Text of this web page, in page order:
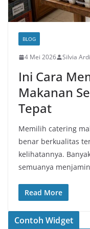
BLOG
4 Mei 2026 Silvia
Ini Cara
Makanan
Tepat
Memilih catering
benar berkualitas
kelihatannya.
semuanya menjamin
Read More
Contoh Widget